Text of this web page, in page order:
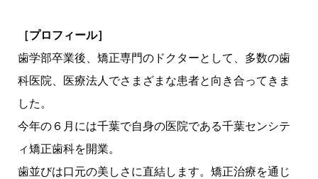
［プロフィール］
歯学部卒業後、矯正専門のドクターとして、多数の歯
科医院、医療法人でさまざまな患者と向き合ってきま
した。
今年の６月には千葉で自身の医院である千葉センシテ
ィ矯正歯科を開業。
歯並びは口元の美しさに直結します。矯正治療を通じ